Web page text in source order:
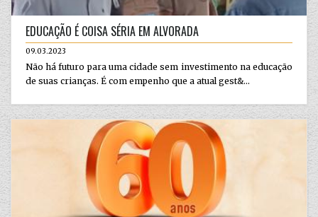
EDUCAÇÃO É COISA SÉRIA EM ALVORADA
09.03.2023
Não há futuro para uma cidade sem investimento na educação
de suas crianças. É com empenho que a atual gest&...